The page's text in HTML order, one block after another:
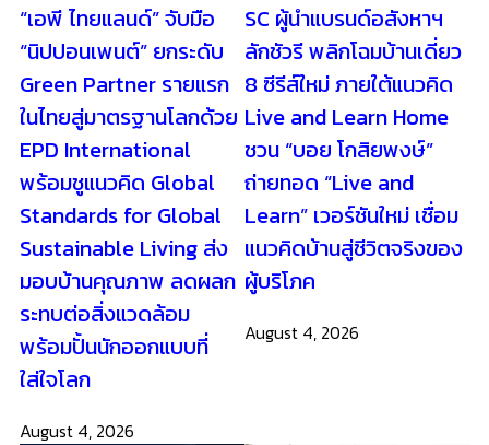
“เอพี ไทยแลนด์” จับมือ
“นิปปอนเพนต์” ยกระดับ
Green Partner รายแรก
ในไทยสู่มาตรฐานโลกด้วย
EPD International
พร้อมชูแนวคิด Global
Standards for Global
Sustainable Living ส่ง
มอบบ้านคุณภาพ ลดผลก
ระทบต่อสิ่งแวดล้อม
พร้อมปั้นนักออกแบบที่
ใส่ใจโลก
August 4, 2026
SC ผู้นำแบรนด์อสังหาฯ
ลักชัวรี พลิกโฉมบ้านเดี่ยว
8 ซีรีส์ใหม่ ภายใต้แนวคิด
Live and Learn Home
ชวน “บอย โกสิยพงษ์”
ถ่ายทอด “Live and
Learn” เวอร์ชันใหม่ เชื่อม
แนวคิดบ้านสู่ชีวิตจริงของ
ผู้บริโภค
August 4, 2026